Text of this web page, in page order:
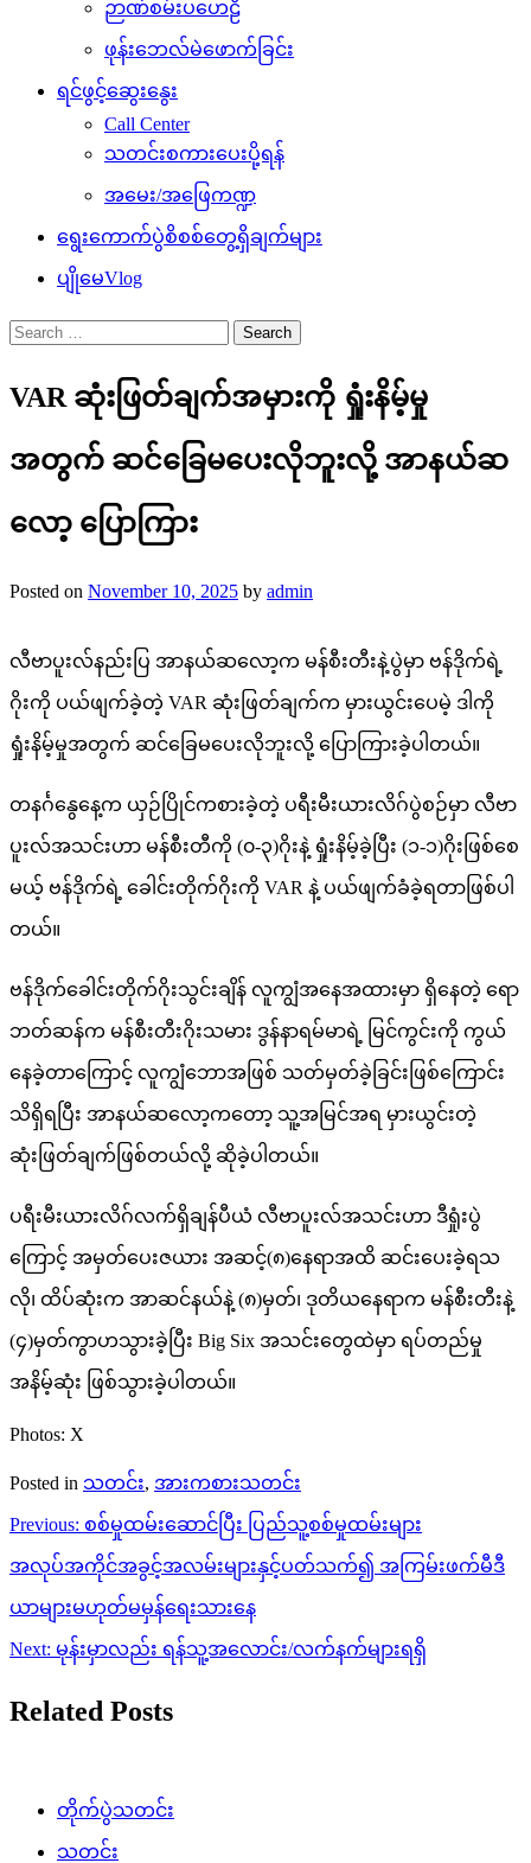
ဉာဏ်စမ်းပဟေဠိ
ဖုန်းဘေလ်မဲဖောက်ခြင်း
ရင်ဖွင့်ဆွေးနွေး
Call Center
သတင်းစကားပေးပို့ရန်
အမေး/အဖြေကဏ္ဍ
ရွေးကောက်ပွဲစိစစ်တွေ့ရှိချက်များ
ပျိုမေVlog
Search
for:
VAR ဆုံးဖြတ်ချက်အမှားကို ရှုံးနိမ့်မှု
အတွက် ဆင်ခြေမပေးလိုဘူးလို့ အာနယ်ဆ
လော့ ပြောကြား
Posted on November 10, 2025 by admin
လီဗာပူးလ်နည်းပြ အာနယ်ဆလော့က မန်စီးတီးနဲ့ပွဲမှာ ဗန်ဒိုက်ရဲ့
ဂိုးကို ပယ်ဖျက်ခဲ့တဲ့ VAR ဆုံးဖြတ်ချက်က မှားယွင်းပေမဲ့ ဒါကို
ရှုံးနိမ့်မှုအတွက် ဆင်ခြေမပေးလိုဘူးလို့ ပြောကြားခဲ့ပါတယ်။
တနင်္ဂနွေနေ့က ယှဉ်ပြိုင်ကစားခဲ့တဲ့ ပရီးမီးယားလိဂ်ပွဲစဉ်မှာ လီဗာ
ပူးလ်အသင်းဟာ မန်စီးတီကို (၀-၃)ဂိုးနဲ့ ရှုံးနိမ့်ခဲ့ပြီး (၁-၁)ဂိုးဖြစ်စေ
မယ့် ဗန်ဒိုက်ရဲ့ ခေါင်းတိုက်ဂိုးကို VAR နဲ့ ပယ်ဖျက်ခံခဲ့ရတာဖြစ်ပါ
တယ်။
ဗန်ဒိုက်ခေါင်းတိုက်ဂိုးသွင်းချိန် လူကျွံအနေအထားမှာ ရှိနေတဲ့ ရော
ဘတ်ဆန်က မန်စီးတီးဂိုးသမား ဒွန်နာရမ်မာရဲ့ မြင်ကွင်းကို ကွယ်
နေခဲ့တာကြောင့် လူကျွံဘောအဖြစ် သတ်မှတ်ခဲ့ခြင်းဖြစ်ကြောင်း
သိရှိရပြီး အာနယ်ဆလော့ကတော့ သူ့အမြင်အရ မှားယွင်းတဲ့
ဆုံးဖြတ်ချက်ဖြစ်တယ်လို့ ဆိုခဲ့ပါတယ်။
ပရီးမီးယားလိဂ်လက်ရှိချန်ပီယံ လီဗာပူးလ်အသင်းဟာ ဒီရှုံးပွဲ
ကြောင့် အမှတ်ပေးဇယား အဆင့်(၈)နေရာအထိ ဆင်းပေးခဲ့ရသ
လို၊ ထိပ်ဆုံးက အာဆင်နယ်နဲ့ (၈)မှတ်၊ ဒုတိယနေရာက မန်စီးတီးနဲ့
(၄)မှတ်ကွာဟသွားခဲ့ပြီး Big Six အသင်းတွေထဲမှာ ရပ်တည်မှု
အနိမ့်ဆုံး ဖြစ်သွားခဲ့ပါတယ်။
Photos: X
Posted in သတင်း, အားကစားသတင်း
Post
navigation
Previous: စစ်မှုထမ်းဆောင်ပြီး ပြည်သူ့စစ်မှုထမ်းများ
အလုပ်အကိုင်အခွင့်အလမ်းများနှင့်ပတ်သက်၍ အကြမ်းဖက်မီဒီ
ယာများမဟုတ်မမှန်ရေးသားနေ
Next: မုန်းမှာလည်း ရန်သူ့အလောင်း/လက်နက်များရရှိ
Related Posts
တိုက်ပွဲသတင်း
သတင်း